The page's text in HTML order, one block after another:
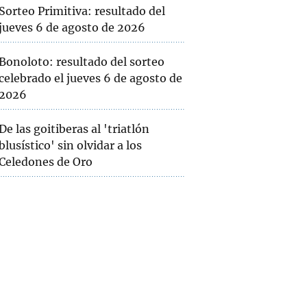
Sorteo Primitiva: resultado del
6 de agosto de 2026
resultado del sorteo
el jueves 6 de agosto de
las goitiberas al 'triatlón
sin olvidar a los
de Oro